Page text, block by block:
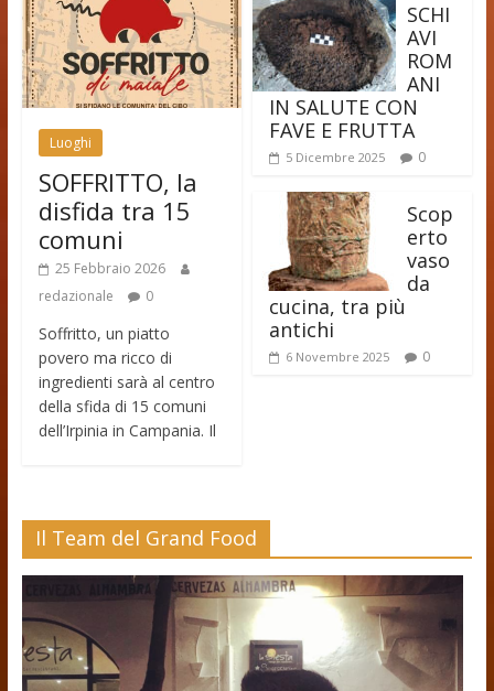
Luoghi
SOFFRITTO, la
disfida tra 15
comuni
25 Febbraio 2026
redazionale
0
Soffritto, un piatto
povero ma ricco di
ingredienti sarà al centro
della sfida di 15 comuni
dell’Irpinia in Campania. Il
SCHI
AVI
ROM
ANI
IN SALUTE CON
FAVE E FRUTTA
5 Dicembre 2025 0
Scop
erto
vaso
da
cucina, tra più
antichi
6 Novembre 2025 0
Il Team del Grand Food